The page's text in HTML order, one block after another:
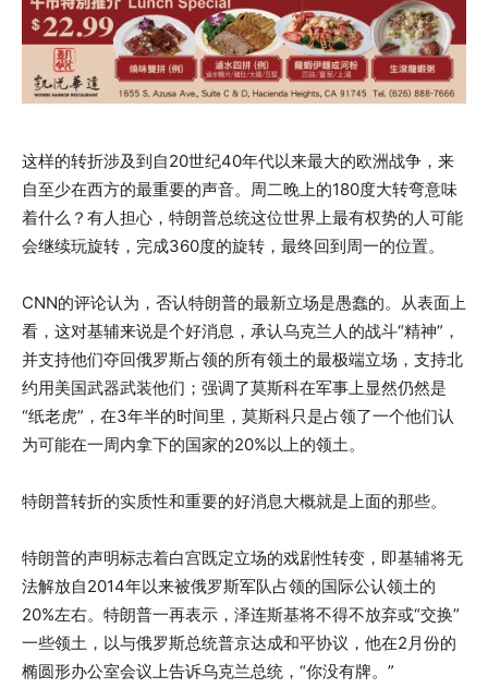
这样的转折涉及到自20世纪40年代以来最大的欧洲战争，来
自至少在西方的最重要的声音。周二晚上的180度大转弯意味
着什么？有人担心，特朗普总统这位世界上最有权势的人可能
会继续玩旋转，完成360度的旋转，最终回到周一的位置。
CNN的评论认为，否认特朗普的最新立场是愚蠢的。从表面上
看，这对基辅来说是个好消息，承认乌克兰人的战斗“精神”，
并支持他们夺回俄罗斯占领的所有领土的最极端立场，支持北
约用美国武器武装他们；强调了莫斯科在军事上显然仍然是
“纸老虎”，在3年半的时间里，莫斯科只是占领了一个他们认
为可能在一周内拿下的国家的20%以上的领土。
特朗普转折的实质性和重要的好消息大概就是上面的那些。
特朗普的声明标志着白宫既定立场的戏剧性转变，即基辅将无
法解放自2014年以来被俄罗斯军队占领的国际公认领土的
20%左右。特朗普一再表示，泽连斯基将不得不放弃或“交换”
一些领土，以与俄罗斯总统普京达成和平协议，他在2月份的
椭圆形办公室会议上告诉乌克兰总统，“你没有牌。”